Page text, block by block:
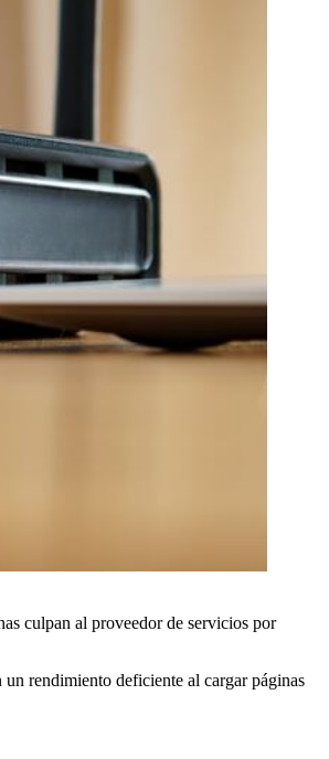
culpan al proveedor de servicios por
rendimiento deficiente al cargar páginas